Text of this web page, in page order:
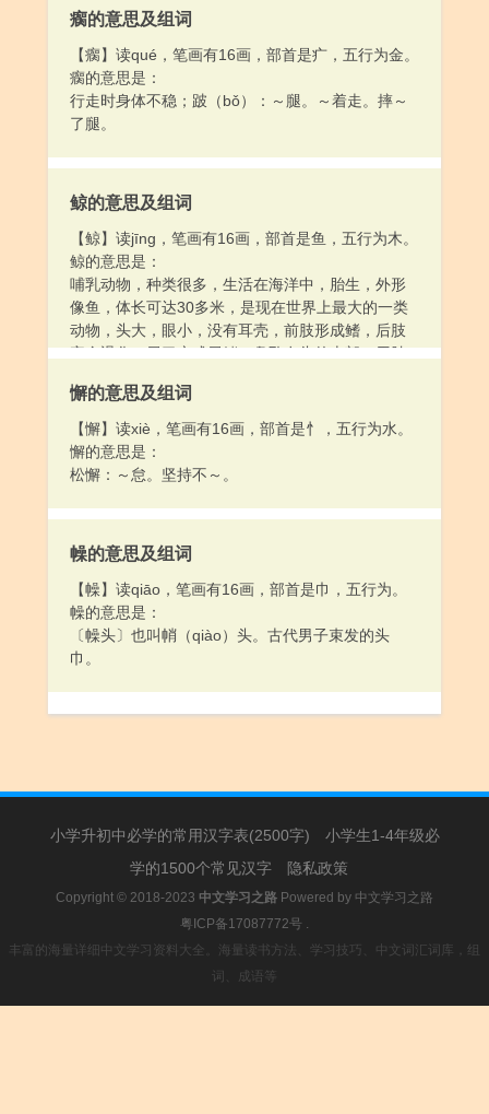
瘸的意思及组词
【瘸】读qué，笔画有16画，部首是疒，五行为金。
瘸的意思是：
行走时身体不稳；跛（bǒ）：～腿。～着走。摔～
了腿。
鲸的意思及组词
【鲸】读jīng，笔画有16画，部首是鱼，五行为木。
鲸的意思是：
哺乳动物，种类很多，生活在海洋中，胎生，外形
像鱼，体长可达30多米，是现在世界上最大的一类
动物，头大，眼小，没有耳壳，前肢形成鳍，后肢
完全退化，尾巴变成尾鳍，鼻孔在头的上部，用肺
懈的意思及组词
【懈】读xiè，笔画有16画，部首是忄，五行为水。
懈的意思是：
松懈：～怠。坚持不～。
幧的意思及组词
【幧】读qiāo，笔画有16画，部首是巾，五行为。
幧的意思是：
〔幧头〕也叫帩（qiào）头。古代男子束发的头
巾。
小学升初中必学的常用汉字表(2500字)
小学生1-4年级必
学的1500个常见汉字
隐私政策
Copyright © 2018-2023 中文学习之路 Powered by 中文学习之路
粤ICP备17087772号 .
丰富的海量详细中文学习资料大全。海量读书方法、学习技巧、中文词汇词库，组
词、成语等